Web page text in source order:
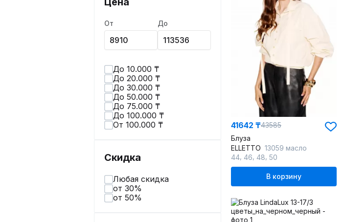
От До
До 10.000 ₸
До 20.000 ₸
До 30.000 ₸
До 50.000 ₸
До 75.000 ₸
До 100.000 ₸
От 100.000 ₸
Скидка
Любая скидка
от 30%
от 50%
41642 ₸43585
Блуза
ELLETTO 13059 масло
44 46 48 50
В корзину